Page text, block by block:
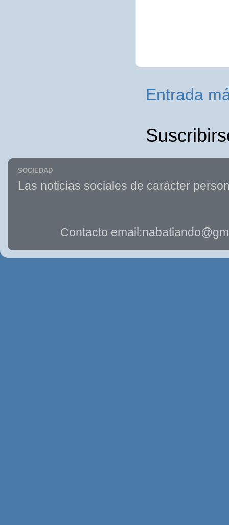
Entrada
SOCIEDAD
Las noticias sociales de carácter
Contacto